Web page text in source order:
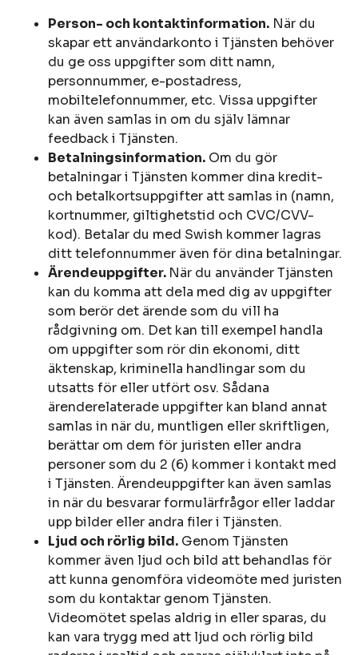
Person- och kontaktinformation. När du
skapar ett användarkonto i Tjänsten behöver
du ge oss uppgifter som ditt namn,
personnummer, e-postadress,
mobiltelefonnummer, etc. Vissa uppgifter
kan även samlas in om du själv lämnar
feedback i Tjänsten.
Betalningsinformation. Om du gör
betalningar i Tjänsten kommer dina kredit-
och betalkortsuppgifter att samlas in (namn,
kortnummer, giltighetstid och CVC/CVV-
kod). Betalar du med Swish kommer lagras
ditt telefonnummer även för dina betalningar.
Ärendeuppgifter. När du använder Tjänsten
kan du komma att dela med dig av uppgifter
som berör det ärende som du vill ha
rådgivning om. Det kan till exempel handla
om uppgifter som rör din ekonomi, ditt
äktenskap, kriminella handlingar som du
utsatts för eller utfört osv. Sådana
ärenderelaterade uppgifter kan bland annat
samlas in när du, muntligen eller skriftligen,
berättar om dem för juristen eller andra
personer som du 2 (6) kommer i kontakt med
i Tjänsten. Ärendeuppgifter kan även samlas
in när du besvarar formulärfrågor eller laddar
upp bilder eller andra filer i Tjänsten.
Ljud och rörlig bild. Genom Tjänsten
kommer även ljud och bild att behandlas för
att kunna genomföra videomöte med juristen
som du kontaktar genom Tjänsten.
Videomötet spelas aldrig in eller sparas, du
kan vara trygg med att ljud och rörlig bild